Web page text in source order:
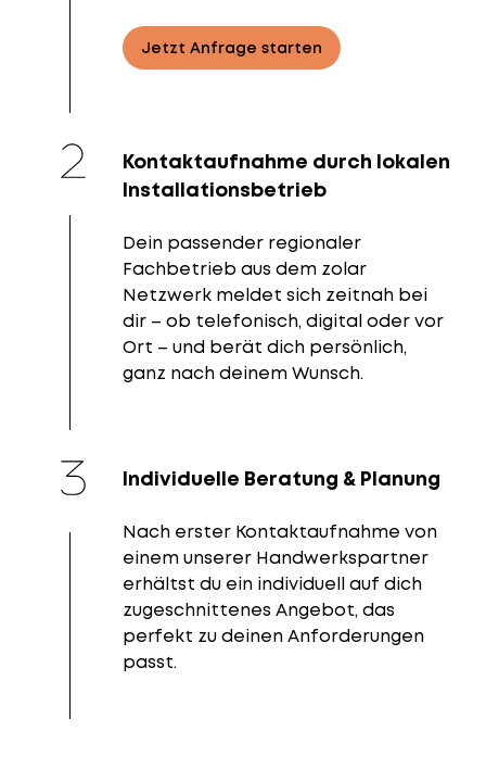
Jetzt Anfrage starten
Kontaktaufnahme durch lokalen
Installationsbetrieb
Dein passender regionaler
Fachbetrieb aus dem zolar
Netzwerk meldet sich zeitnah bei
dir – ob telefonisch, digital oder vor
Ort – und berät dich persönlich,
ganz nach deinem Wunsch.
Individuelle Beratung & Planung
Nach erster Kontaktaufnahme von
einem unserer Handwerkspartner
erhältst du ein individuell auf dich
zugeschnittenes Angebot, das
perfekt zu deinen Anforderungen
passt.